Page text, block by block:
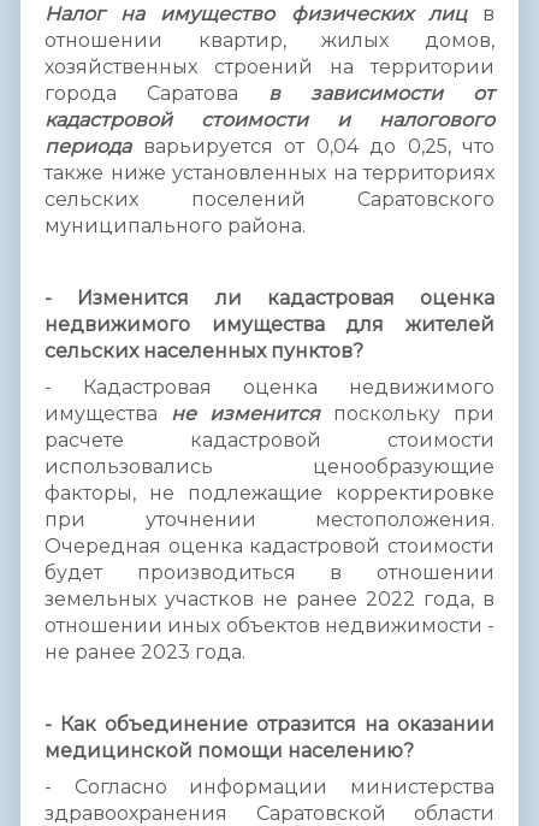
Налог на имущество физических лицв
отношении квартир, жилых домов,
хозяйственных строений на территории
города Саратова в зависимости от
кадастровой стоимости и налогового
периодаварьируется от 0,04 до 0,25, что
также ниже установленных на территориях
сельских поселений Саратовского
муниципального района.
- Изменится ли кадастровая оценка
недвижимого имущества для жителей
сельских населенных пунктов?
- Кадастровая оценка недвижимого
имущества не изменитсяпоскольку при
расчете кадастровой стоимости
использовались ценообразующие
факторы, не подлежащие корректировке
при уточнении местоположения.
Очередная оценка кадастровой стоимости
будет производиться в отношении
земельных участков не ранее 2022 года, в
отношении иных объектов недвижимости -
не ранее 2023 года.
- Как объединение отразится на оказании
медицинской помощи населению?
- Согласно информации министерства
здравоохранения Саратовской области